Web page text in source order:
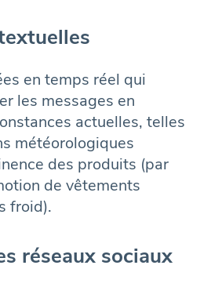
en temps réel qui
les messages en
actuelles, telles
météorologiques
des produits (par
de vêtements
froid).
réseaux sociaux